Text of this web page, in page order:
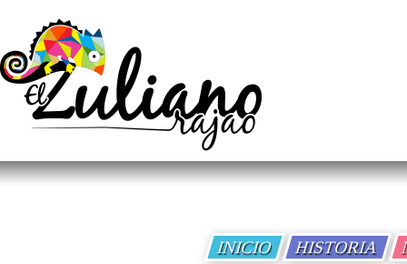
INICIO HISTORIA